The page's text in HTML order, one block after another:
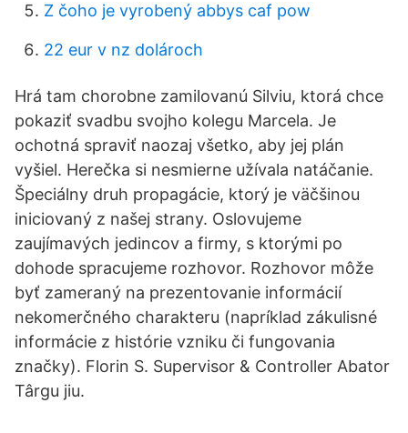
Z čoho je vyrobený abbys caf pow
22 eur v nz dolároch
Hrá tam chorobne zamilovanú Silviu, ktorá chce
pokaziť svadbu svojho kolegu Marcela. Je
ochotná spraviť naozaj všetko, aby jej plán
vyšiel. Herečka si nesmierne užívala natáčanie.
Špeciálny druh propagácie, ktorý je väčšinou
iniciovaný z našej strany. Oslovujeme
zaujímavých jedincov a firmy, s ktorými po
dohode spracujeme rozhovor. Rozhovor môže
byť zameraný na prezentovanie informácií
nekomerčného charakteru (napríklad zákulisné
informácie z histórie vzniku či fungovania
značky). Florin S. Supervisor & Controller Abator
Târgu jiu.